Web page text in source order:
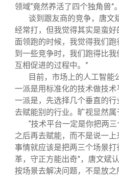
领域“竟然养活了四个独角兽”。
谈到跟友商的竞争，唐文
经常打，但我觉得其实是蛮
面领跑的时候，我觉得我们
到一些竞争时，我们跑得比
互相促进的过程中。”
目前，市场上的人工智能
一派是用标准化的技术做技
一派是，先选择几个垂直的
去赋能别的行业。旷视显然属
“技术平台一定是你把两
之后再去赋能，而不是说一
事情就应该是把两三个场景
革，守正方能出奇”，唐文斌
按场景去解决问题，不是放